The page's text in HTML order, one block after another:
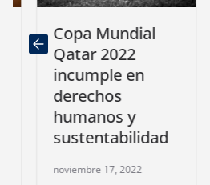
Copa Mundial
Qatar 2022
incumple en
derechos
humanos y
sustentabilidad
noviembre 17, 2022